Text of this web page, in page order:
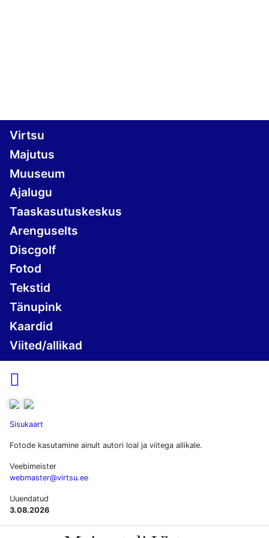
Virtsu
Majutus
Muuseum
Ajalugu
Taaskasutuskeskus
Arenguselts
Discgolf
Fotod
Tekstid
Tänupink
Kaardid
Viited/allikad

Sisukaart
Fotode kasutamine ainult autori loal ja viitega allikale.
Veebimeister
webmaster@virtsu.ee
Uuendatud
3.08.2026